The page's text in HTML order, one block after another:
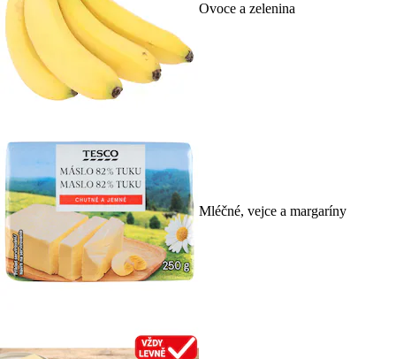
Ovoce a zelenina
Mléčné, vejce a margaríny